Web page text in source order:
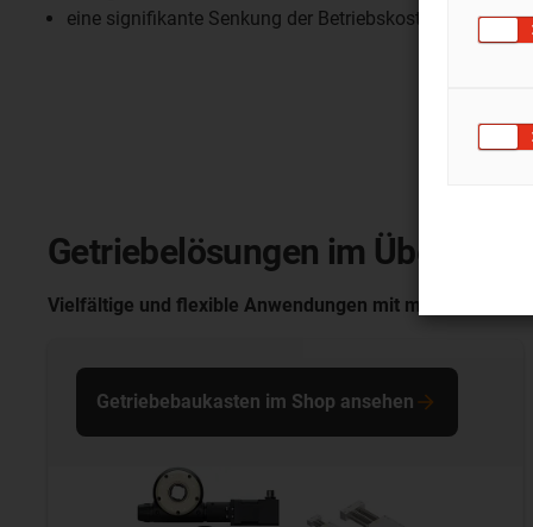
eine signifikante Senkung der Betriebskosten
Getriebelösungen im Überblick
Vielfältige und flexible Anwendungen mit modularen
Getriebebaukasten im Shop ansehen